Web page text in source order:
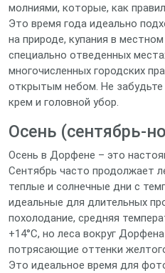
молниями, которые, как
Это время года идеально
на природе, купания в
специально отведенных
многочисленных городских
открытым небом. Не
крем и головной убор.
Осень (сентябрь-
Осень в Дорфене – это
Сентябрь часто продолжает
теплые и солнечные дни с
идеальные для длительных
похолодание, средняя
+14°C, но леса вокруг
потрясающие оттенки
Это идеальное время для